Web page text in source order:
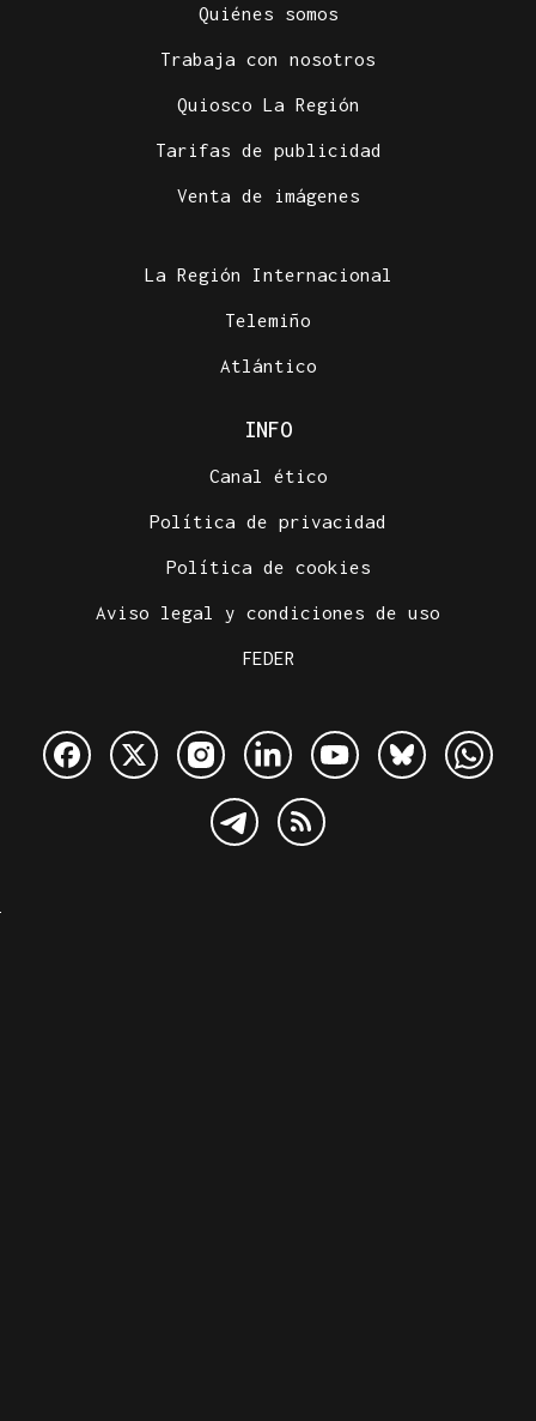
Quiénes somos
Trabaja con nosotros
Quiosco La Región
Tarifas de publicidad
Venta de imágenes
La Región Internacional
Telemiño
Atlántico
INFO
Canal ético
Política de privacidad
Política de cookies
Aviso legal y condiciones de uso
FEDER